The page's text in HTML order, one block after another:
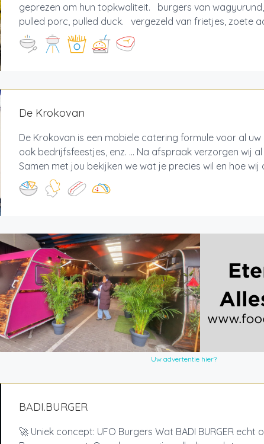
geprezen om hun topkwaliteit. burgers van
pulled porc, pulled duck. vergezeld van frietjes, zoete
De Krokovan
De Krokovan is een mobiele catering formule voor al
ook bedrijfsfeestjes, enz. ... Na afspraak verzorgen wij
Samen met jou bekijken we wat je precies wil en hoe wij
Uw advertentie hier?
BADI.BURGER
🚀 Uniek concept: UFO Burgers Wat BADI BURGER echt